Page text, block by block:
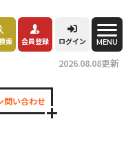
索 会員登録 ログイン MENU
2026.08.08更新
問い合わせ